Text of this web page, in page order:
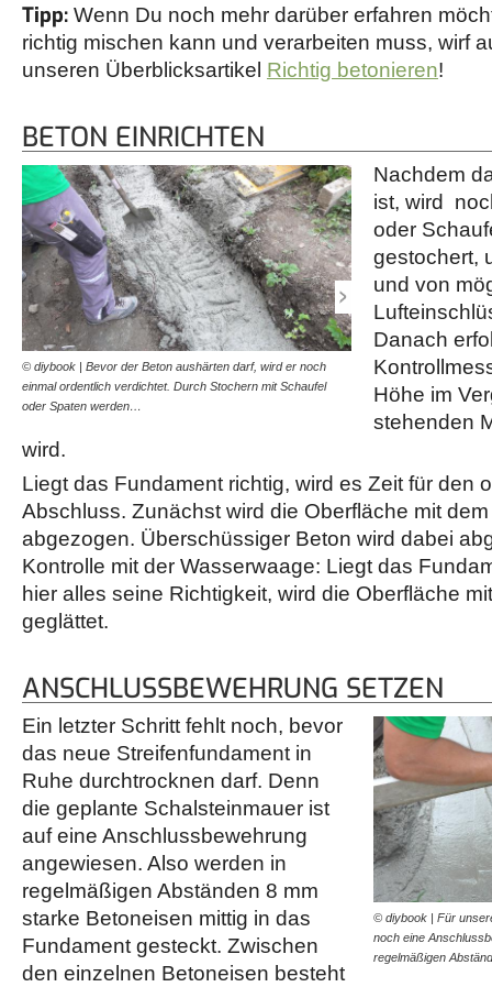
Tipp: Wenn Du noch mehr darüber erfahren
richtig mischen kann und verarbeiten muss, wirf
unseren Überblicksartikel Richtig betonieren!
BETON EINRICHTEN
© diybook | Bevor der Beton aushärten darf, wird er noch
einmal ordentlich verdichtet. Durch Stochern mit Schaufel
oder Spaten werden…
© diybook | Noch ist es
durchzuführen. Und so
vom Fundament bis zur
Nachdem
ist, wird
oder
gestochert,
und von
Danach
Höhe im
stehenden
wird.
Liegt das Fundament richtig, wird es Zeit für den
Abschluss. Zunächst wird die Oberfläche mit
abgezogen. Überschüssiger Beton wird dabei
Kontrolle mit der Wasserwaage: Liegt das
hier alles seine Richtigkeit, wird die Oberfläche
geglättet.
ANSCHLUSSBEWEHRUNG SETZEN
© diybook | Für
noch eine
regelmäßigen
Ein letzter Schritt fehlt noch, bevor
das neue Streifenfundament in
Ruhe durchtrocknen darf. Denn
die geplante Schalsteinmauer ist
auf eine Anschlussbewehrung
angewiesen. Also werden in
regelmäßigen Abständen 8 mm
starke Betoneisen mittig in das
Fundament gesteckt. Zwischen
den einzelnen Betoneisen besteht